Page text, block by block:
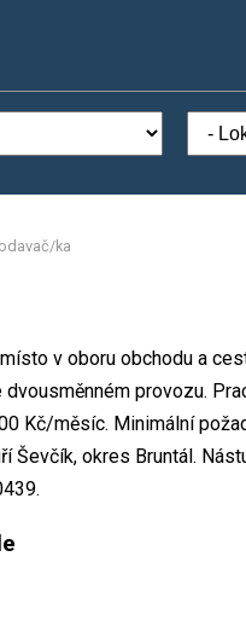
ka
v oboru obchodu a
provozu.
Kč/měsíc. Minimální
Ševčík, okres Bruntál.